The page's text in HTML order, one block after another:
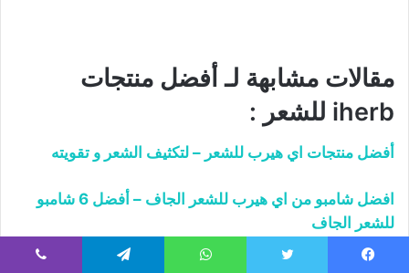
مقالات مشابهة لـ أفضل منتجات
iherb للشعر :
أفضل منتجات اي هيرب للشعر – لتكثيف الشعر و تقويته
افضل شامبو من اي هيرب للشعر الجاف – أفضل 6 شامبو
للشعر الجاف